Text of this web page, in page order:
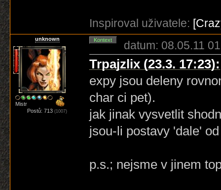
Inspiroval uživatele:
unknown
Mistr
Postů: 713(1007)
Kontext datum: 08.05.11
Trpajzlix (23.3. 17:23):
expy jsou deleny
char ci pet).
jak jinak vysvetlit
jsou-li postavy 'dale'
p.s.; nejsme v jinem